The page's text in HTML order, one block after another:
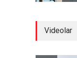
Videolar